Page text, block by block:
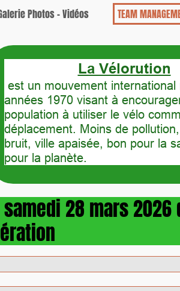
Photos - Vidéos TEAM
La Vélorution
est un mouvement international
années 1970 visant à
population à utiliser le vélo
déplacement. Moins de
bruit, ville apaisée, bon pour la
pour la planète.
28 mars 2026